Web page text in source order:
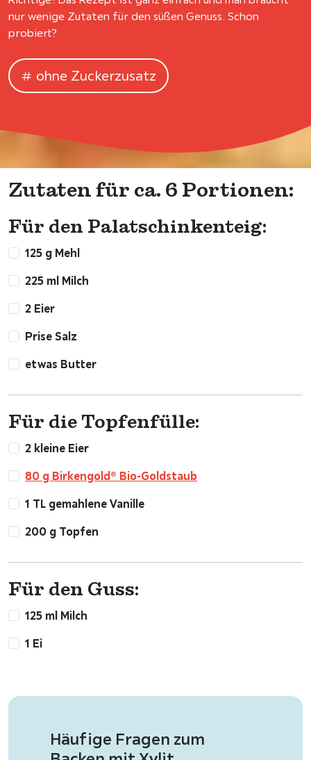
nur wenige Zutaten für den süßen Genuss. Schon
probiert?
ohne Zuckerzusatz
Zutaten für ca. 6 Portionen:
Für den Palatschinkenteig:
125 g Mehl
225 ml Milch
2 Eier
Prise Salz
etwas Butter
Für die Topfenfülle:
2 kleine Eier
80 g Birkengold® Bio-Goldstaub
1 TL gemahlene Vanille
200 g Topfen
Für den Guss:
125 ml Milch
1 Ei
Häufige Fragen zum